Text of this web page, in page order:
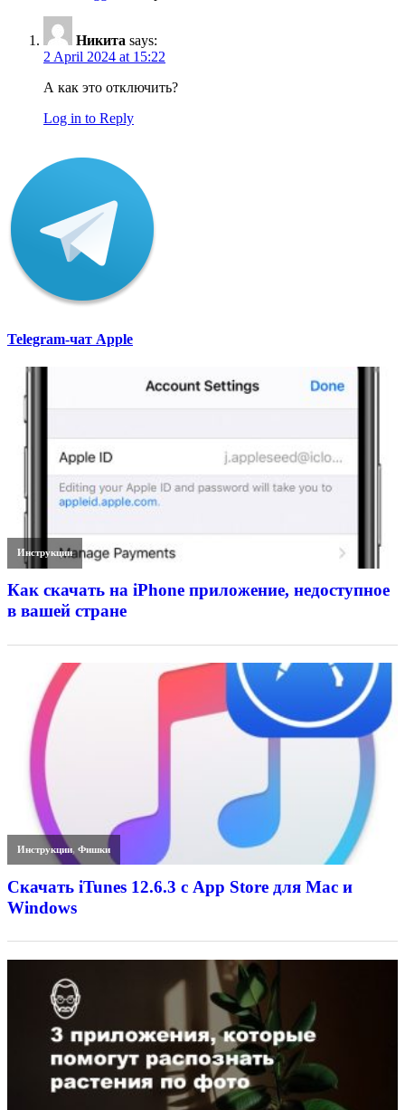
Никита says:
2 April 2024 at 15:22
А как это отключить?
Log in to Reply
Telegram-чат Apple
Инструкции
Как скачать на iPhone приложение, недоступное
в вашей стране
Инструкции,Фишки
Скачать iTunes 12.6.3 с App Store для Mac и
Windows